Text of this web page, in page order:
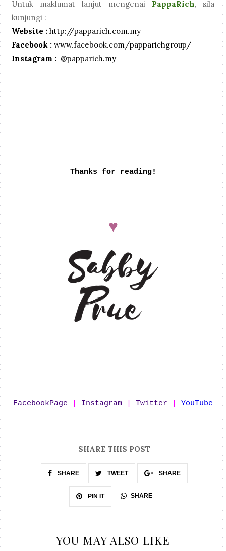
Untuk maklumat lanjut mengenai PappaRich, sila
kunjungi :
Website : http://papparich.com.my
Facebook : www.facebook.com/papparichgroup/
Instagram : @papparich.my
Thanks for reading!
♥
FacebookPage Instagram Twitter YouTube
SHARE THIS POST
SHARE TWEET SHARE
PIN IT SHARE
YOU MAY ALSO LIKE